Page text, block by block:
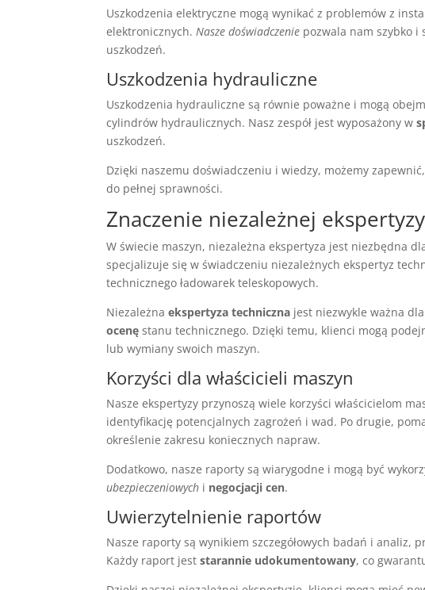
Uszkodzenia elektryczne mogą wynikać z problemów z
elektronicznych. Nasze doświadczenie pozwala nam szybko
uszkodzeń.
Uszkodzenia hydrauliczne
Uszkodzenia hydrauliczne są równie poważne i mogą
cylindrów hydraulicznych. Nasz zespół jest wyposażony w
uszkodzeń.
Dzięki naszemu doświadczeniu i wiedzy, możemy
do pełnej sprawności.
Znaczenie niezależnej ekspertyzy
W świecie maszyn, niezależna ekspertyza jest niezbędna
specjalizuje się w świadczeniu niezależnych ekspertyz
technicznego ładowarek teleskopowych.
Niezależnaekspertyza techniczna jest niezwykle ważna
ocenę stanu technicznego. Dzięki temu, klienci mogą
lub wymiany swoich maszyn.
Korzyści dla właścicieli maszyn
Nasze ekspertyzy przynoszą wiele korzyści właścicielom
identyfikację potencjalnych zagrożeń i wad. Po drugie,
określenie zakresu koniecznych napraw.
Dodatkowo, nasze raporty są wiarygodne i mogą być
ubezpieczeniowych i negocjacji cen.
Uwierzytelnienie raportów
Nasze raporty są wynikiem szczegółowych badań i analiz,
Każdy raport jeststarannie udokumentowany, co